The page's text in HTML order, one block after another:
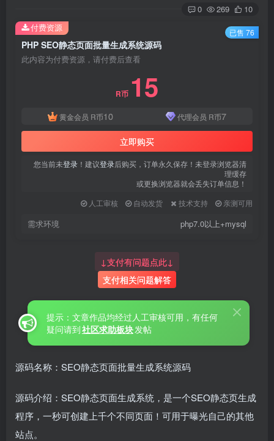
0 269 10
PHP SEO静态页面批量生成系统源码
此内容为付费资源，请付费后查看
R币 15
黄金会员 R币10 代理会员 R币7
立即购买
您当前未登录 ！建议登录后购买，订单永久保存！未登录浏览器清
理缓存
或更换浏览器就会丢失订单信息！
人工审核
自动发货 技术支持 亲测可用
需求环境 php7.0以上+mysql
付费资源 已售 76
↓支付有问题点此↓
支付相关问题解答
提示：文章作品均经过人工审核可用，有任何
疑问请到社区求助板块发帖
源码名称：SEO静态页面批量生成系统源码
源码介绍：SEO静态页面生成系统，是一个SEO静态页生成
程序，一秒可创建上千个不同页面！可用于曝光自己的其他
站点。